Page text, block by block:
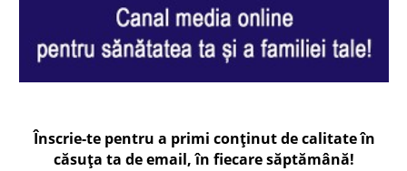
Înscrie-te pentru a primi conținut de calitate în
căsuța ta de email, în fiecaresăptămână!